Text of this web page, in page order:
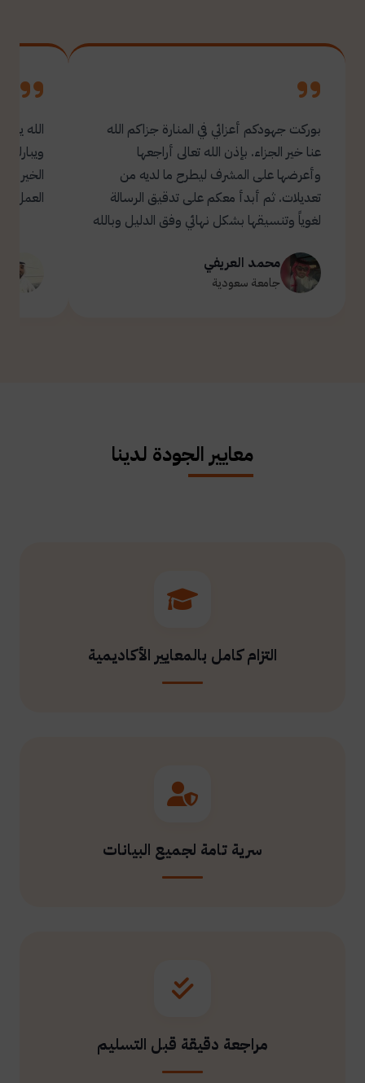
بوركت جهودكم أعزائي في المنارة جزاكم الله
عنا خير الجزاء. بإذن الله تعالى أراجعها
وأعرضها على المشرف ليطرح ما لديه من
تعديلات. ثم أبدأ معكم على تدقيق الرسالة
لغوياً وتنسيقها بشكل نهائي وفق الدليل وبالله
محمد العريفي
جامعة سعودية
الله
العمل.
معايير الجودة لدينا
التزام كامل بالمعايير الأكاديمية
سرية تامة لجميع البيانات
مراجعة دقيقة قبل التسليم